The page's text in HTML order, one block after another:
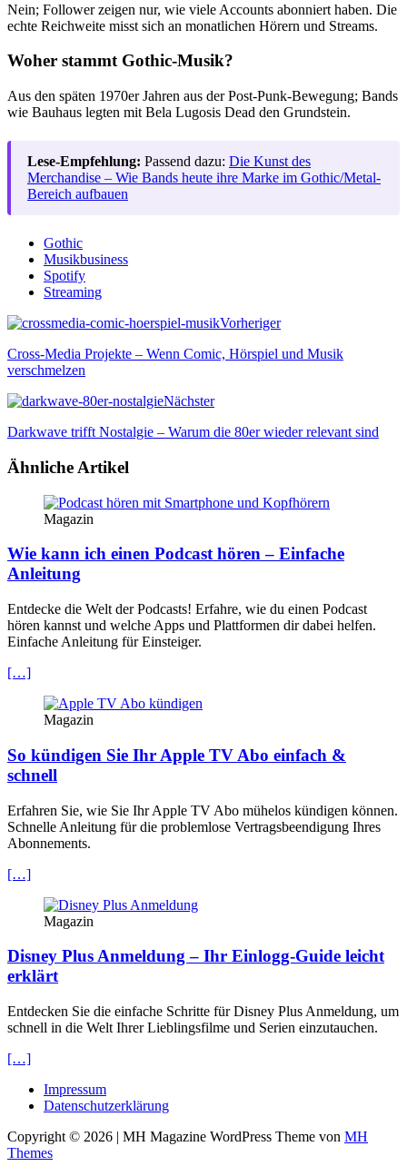
Nein; Follower zeigen nur, wie viele Accounts abonniert haben. Die
echte Reichweite misst sich an monatlichen Hörern und Streams.
Woher stammt Gothic-Musik?
Aus den späten 1970er Jahren aus der Post-Punk-Bewegung; Bands
wie Bauhaus legten mit Bela Lugosis Dead den Grundstein.
Lese-Empfehlung: Passend dazu: Die Kunst des
Merchandise – Wie Bands heute ihre Marke im Gothic/Metal-
Bereich aufbauen
Gothic
Musikbusiness
Spotify
Streaming
Vorheriger
Cross-Media Projekte – Wenn Comic, Hörspiel und Musik
verschmelzen
Nächster
Darkwave trifft Nostalgie – Warum die 80er wieder relevant sind
Ähnliche Artikel
Magazin
Wie kann ich einen Podcast hören – Einfache
Anleitung
Entdecke die Welt der Podcasts! Erfahre, wie du einen Podcast
hören kannst und welche Apps und Plattformen dir dabei helfen.
Einfache Anleitung für Einsteiger.
[…]
Magazin
So kündigen Sie Ihr Apple TV Abo einfach &
schnell
Erfahren Sie, wie Sie Ihr Apple TV Abo mühelos kündigen können.
Schnelle Anleitung für die problemlose Vertragsbeendigung Ihres
Abonnements.
[…]
Magazin
Disney Plus Anmeldung – Ihr Einlogg-Guide leicht
erklärt
Entdecken Sie die einfache Schritte für Disney Plus Anmeldung, um
schnell in die Welt Ihrer Lieblingsfilme und Serien einzutauchen.
[…]
Impressum
Datenschutzerklärung
Copyright © 2026 | MH Magazine WordPress Theme von MH
Themes